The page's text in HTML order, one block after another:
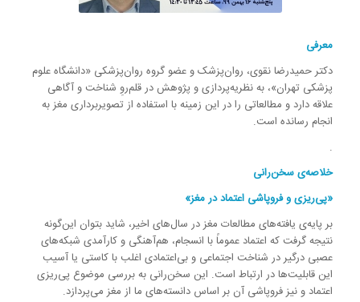
معرفی
دکتر حمیدرضا نقوی، روان‌پزشک و عضو گروه روان‌پزشکی «دانشگاه علوم
پزشکی تهران»، به نظریه‌پردازی و پژوهش در قلم‌روِ شناخت و آگاهی
علاقه دارد و مطالعاتی را در این زمینه با استفاده از تصویربرداری مغز به
انجام رسانده است.
.
خلاصه‌ی سخن‌رانی
«پی‌ریزی و فروپاشی اعتماد در مغز»
بر پایه‌ی یافته‌های مطالعات مغز در سال‌های اخیر، شاید بتوان این‌گونه
نتیجه گرفت که اعتماد عموماً با انسجام، هم‌آهنگی و کارآمدی شبکه‌های
عصبی درگیر در شناخت اجتماعی و بی‌اعتمادی اغلب با کاستی یا آسیب
این قابلیت‌ها در ارتباط است. این سخن‌رانی به بررسی موضوع پی‌ریزی
اعتماد و نیز فروپاشی آن بر اساس دانسته‌های ما از مغز می‌پردازد.